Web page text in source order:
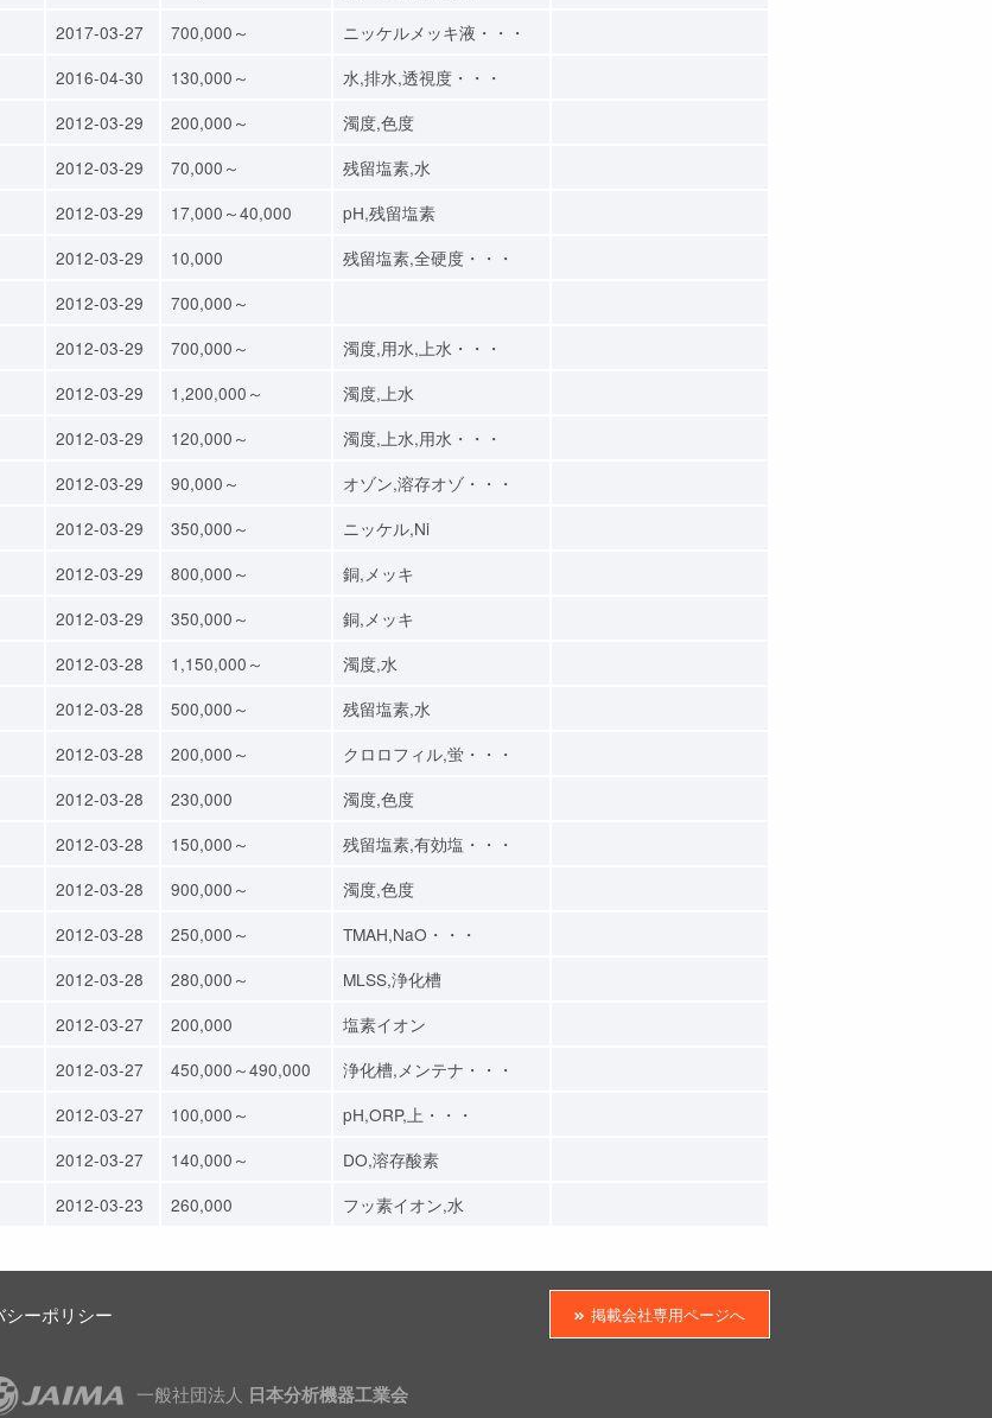
2017-03-27 700,000～
ニッケルメッキ液・・・
2016-04-30 130,000～
水,排水,透視度・・・
2012-03-29 200,000～
濁度,色度
2012-03-29 70,000～
残留塩素,水
2012-03-29 17,000～40,000
pH,残留塩素
2012-03-29 10,000
残留塩素,全硬度・・・
2012-03-29
700,000～
2012-03-29 700,000～
濁度,用水,上水・・・
2012-03-29 1,200,000～
濁度,上水
2012-03-29 120,000～
濁度,上水,用水・・・
2012-03-29 90,000～
オゾン,溶存オゾ・・・
2012-03-29 350,000～
ニッケル,Ni
2012-03-29 800,000～
銅,メッキ
2012-03-29 350,000～
銅,メッキ
2012-03-28 1,150,000～
濁度,水
2012-03-28 500,000～
残留塩素,水
2012-03-28 200,000～
クロロフィル,蛍・・・
2012-03-28 230,000
濁度,色度
2012-03-28 150,000～
残留塩素,有効塩・・・
2012-03-28 900,000～
濁度,色度
2012-03-28 250,000～
TMAH,NaO・・・
2012-03-28 280,000～
MLSS,浄化槽
2012-03-27 200,000
塩素イオン
2012-03-27 450,000～490,000
浄化槽,メンテナ・・・
2012-03-27 100,000～
pH,ORP,上・・・
2012-03-27 140,000～
DO,溶存酸素
2012-03-23 260,000 フッ素イオン,水
シーポリシー 掲載会社専用ページへ
一般社団法人 日本分析機器工業会